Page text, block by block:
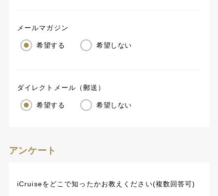
メールマガジン
希望する 希望しない
ダイレクトメール（郵送）
希望する 希望しない
アンケート
iCruiseをどこで知ったかお教えください(複数回答可)